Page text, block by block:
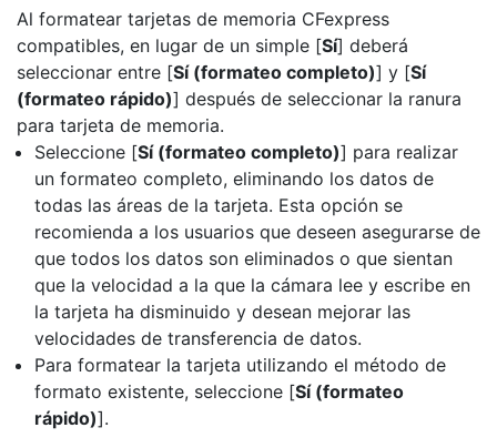
Al formatear tarjetas de memoria CFexpress
compatibles, en lugar de un simple [Sí] deberá
seleccionar entre [Sí (formateo completo)] y [Sí
(formateo rápido)] después de seleccionar la ranura
para tarjeta de memoria.
Seleccione [Sí (formateo completo)] para realizar
un formateo completo, eliminando los datos de
todas las áreas de la tarjeta. Esta opción se
recomienda a los usuarios que deseen asegurarse de
que todos los datos son eliminados o que sientan
que la velocidad a la que la cámara lee y escribe en
la tarjeta ha disminuido y desean mejorar las
velocidades de transferencia de datos.
Para formatear la tarjeta utilizando el método de
formato existente, seleccione [Sí (formateo
rápido)].